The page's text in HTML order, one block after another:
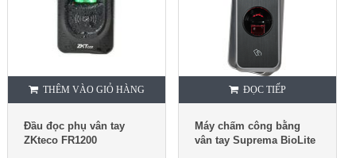
THÊM VÀO GIỎ HÀNG
Đầu đọc phụ vân tay
ZKteco FR1200
ĐỌC TIẾP
Máy chấm công bằng
vân tay Suprema BioLite